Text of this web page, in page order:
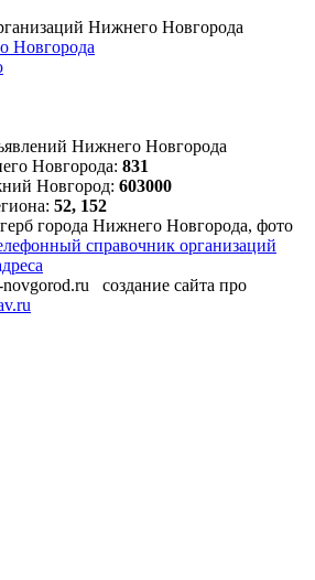
Нижнего Новгорода
Новгорода
Нижнего Новгорода
Новгорода: 831
Новгород: 603000
52, 152
справочник организаций
создание сайта про